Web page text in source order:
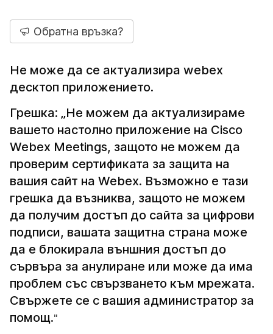
Обратна връзка?
Не може да се актуализира webex
десктоп приложението.
Грешка: „Не можем да актуализираме
вашето настолно приложение на Cisco
Webex Meetings, защото не можем да
проверим сертификата за защита на
вашия сайт на Webex. Възможно е тази
грешка да възниква, защото не можем
да получим достъп до сайта за цифрови
подписи, вашата защитна страна може
да е блокирала външния достъп до
сървъра за анулиране или може да има
проблем със свързването към мрежата.
Свържете се с вашия администратор за
помощ."